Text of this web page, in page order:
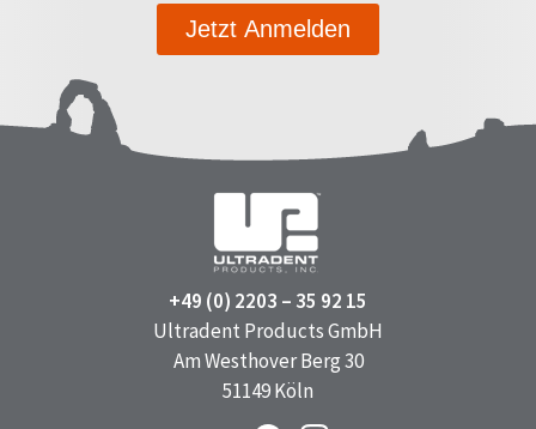
Jetzt Anmelden
+49 (0) 2203 – 35 92 15
Ultradent Products GmbH
Am Westhover Berg 30
51149 Köln